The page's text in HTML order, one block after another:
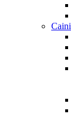
Caini